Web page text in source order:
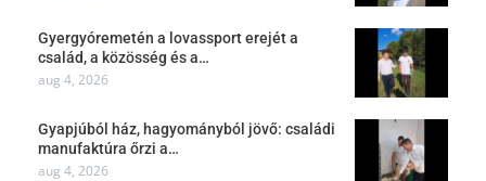
Gyergyóremetén a lovassport erejét a
család, a közösség és a…
aug 4, 2026
Gyapjúból ház, hagyományból jövő: családi
manufaktúra őrzi a…
aug 4, 2026